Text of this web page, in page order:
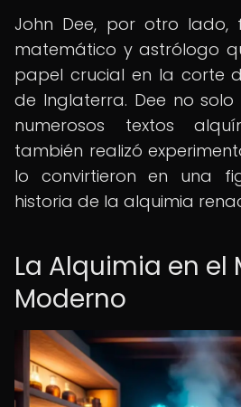
John Dee, por otro lado,
matemático y astrólogo
papel crucial en la corte
de Inglaterra. Dee no
numerosos textos
también realizó
lo convirtieron en una
historia de la alquimia
La Alquimia en el
Moderno